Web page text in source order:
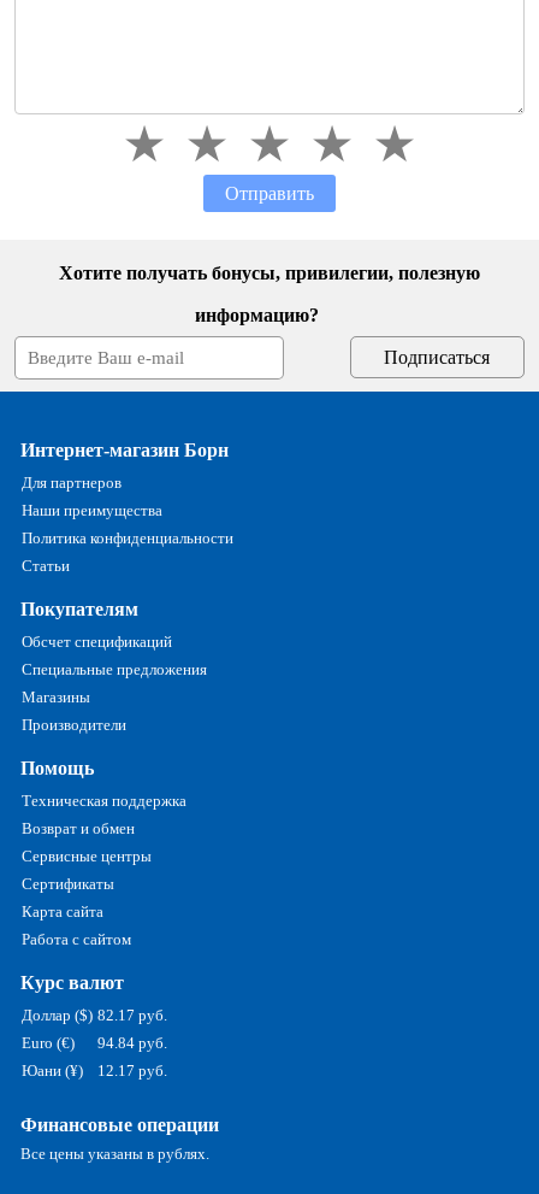
Отправить
Хотите получать бонусы, привилегии, полезную
информацию?
Интернет-магазин Борн
Для партнеров
Наши преимущества
Политика конфиденциальности
Статьи
Покупателям
Обсчет спецификаций
Специальные предложения
Магазины
Производители
Помощь
Техническая поддержка
Возврат и обмен
Сервисные центры
Сертификаты
Карта сайта
Работа с сайтом
Курс валют
Доллар ($) 82.17 руб.
Euro (€)
94.84 руб.
Юани (¥)
12.17 руб.
Финансовые операции
Все цены указаны в рублях.